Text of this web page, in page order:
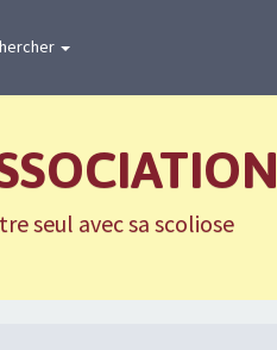
seul avec sa scoliose